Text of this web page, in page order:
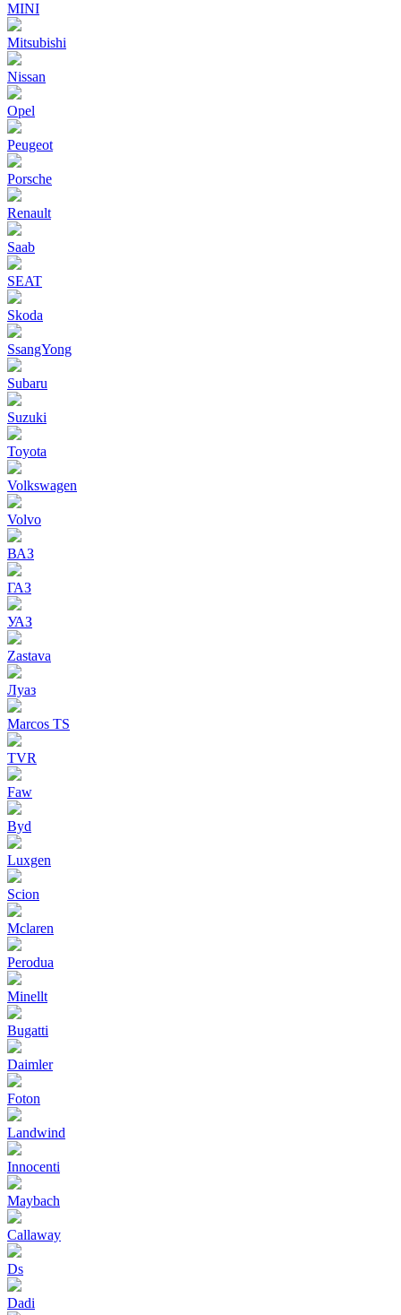
MINI
Mitsubishi
Nissan
Opel
Peugeot
Porsche
Renault
Saab
SEAT
Skoda
SsangYong
Subaru
Suzuki
Toyota
Volkswagen
Volvo
ВАЗ
ГАЗ
УАЗ
Zastava
Луаз
Marcos TS
TVR
Faw
Byd
Luxgen
Scion
Mclaren
Perodua
Minellt
Bugatti
Daimler
Foton
Landwind
Innocenti
Maybach
Callaway
Ds
Dadi